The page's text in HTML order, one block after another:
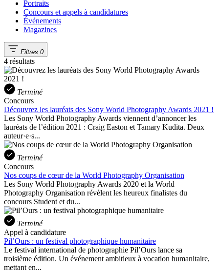
Portraits
Concours et appels à candidatures
Événements
Magazines
Filtres 0
4 résultats
Terminé
Concours
Découvrez les lauréats des Sony World Photography Awards 2021 !
Les Sony World Photography Awards viennent d’annoncer les
lauréats de l’édition 2021 : Craig Easton et Tamary Kudita. Deux
auteur·e·s...
Terminé
Concours
Nos coups de cœur de la World Photography Organisation
Les Sony World Photography Awards 2020 et la World
Photography Organisation révèlent les heureux finalistes du
concours Student et du...
Terminé
Appel à candidature
Pil’Ours : un festival photographique humanitaire
Le festival international de photographie Pil’Ours lance sa
troisième édition. Un événement ambitieux à vocation humanitaire,
mettant en...